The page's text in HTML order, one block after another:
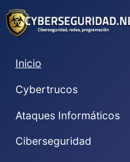
Inicio
Cybertrucos
Ataques Informáticos
Ciberseguridad